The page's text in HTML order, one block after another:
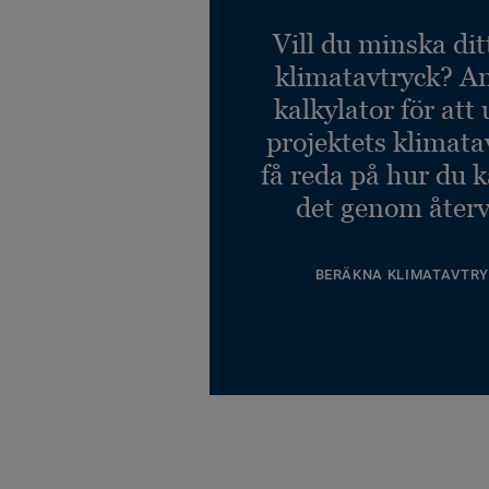
Veneto GRAPHITE 906
Ref. 14172906
Veneto GREY 793
Ref. 14172793
Vill du minska
klimatavtryck?
kalkylator för att
projektets
få reda på hur du
det genom
BERÄKNA